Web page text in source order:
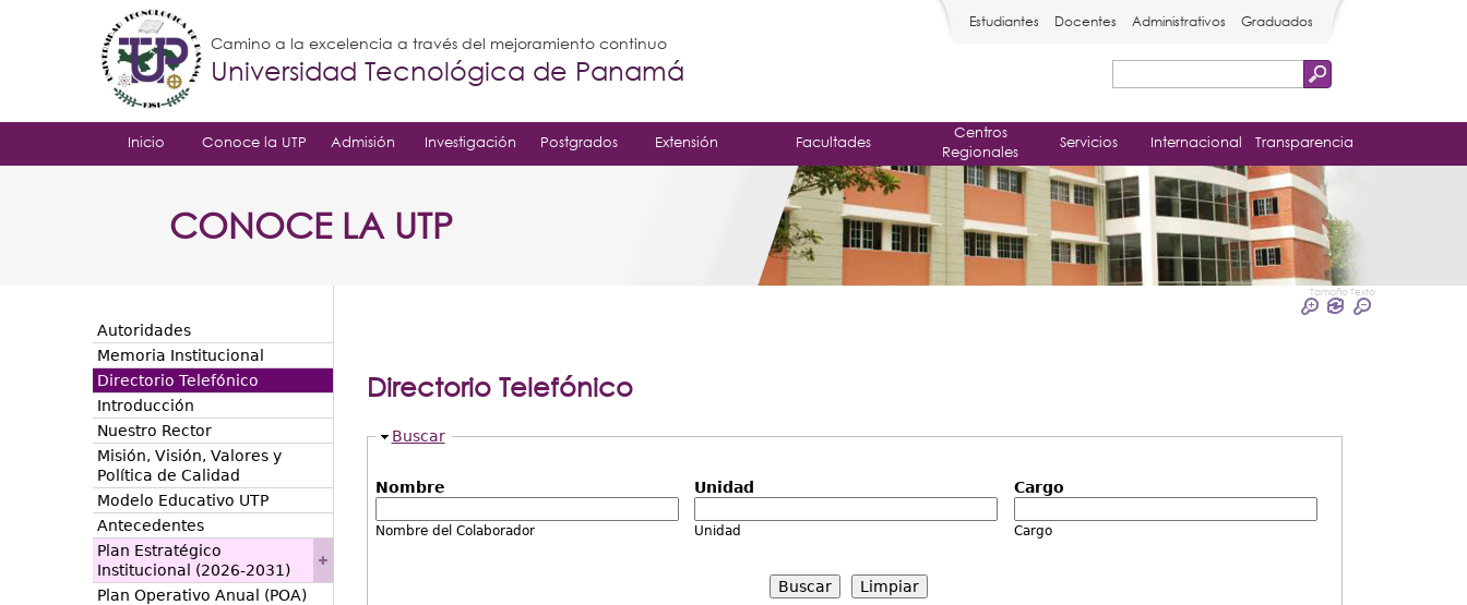
de
búsqueda
Estudiantes Docentes Administrativos Graduados
Camino a la excelencia a través del mejoramiento continuo
Universidad Tecnológica de Panamá
Inicio Conoce la UTP Admisión Investigación Postgrados Extensión Facultades
Centros
Regionales
Servicios Internacional Transparencia
CONOCE LA UTP
Tamaño Texto
Directorio Telefónico
Ocultar
Buscar
Nombre
Nombre del Colaborador
Unidad
Unidad
Cargo
Cargo
Limpiar
Autoridades
Memoria Institucional
Directorio Telefónico
Introducción
Nuestro Rector
Misión, Visión, Valores y
Política de Calidad
Modelo Educativo UTP
Antecedentes
Plan Estratégico
Institucional (2026-2031)
Plan Operativo Anual (POA)